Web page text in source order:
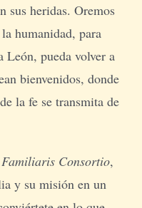
sus heridas. Oremos
humanidad, para
León, pueda volver a
bienvenidos, donde
la fe se transmita de
Familiaris Consortio,
y su misión en un